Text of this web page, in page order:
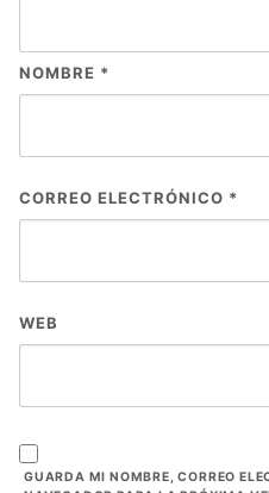
NOMBRE *
CORREO ELECTRÓNICO *
WEB
GUARDA MI NOMBRE, CORREO